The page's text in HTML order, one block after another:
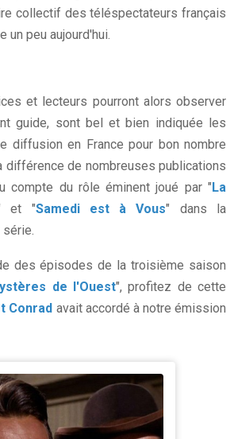
collectif des téléspectateurs français
un peu aujourd'hui.
et lecteurs pourront alors observer
guide, sont bel et bien indiquée les
diffusion en France pour bon nombre
différence de nombreuses publications
compte du rôle éminent joué par "La
et "Samedi est à Vous" dans la
des épisodes de la troisième saison
de l'Ouest", profitez de cette
Conrad avait accordé à notre émission